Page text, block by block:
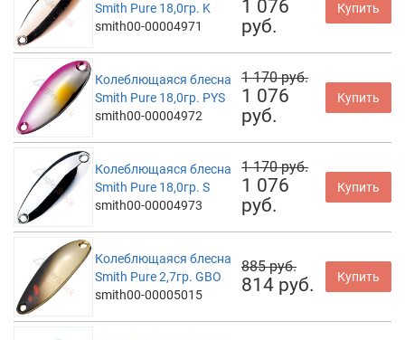
Smith Pure 18,0гр. K
smith00-00004971
1 076
руб.
Купить
Колеблющаяся блесна
Smith Pure 18,0гр. PYS
smith00-00004972
1 170 руб.
1 076
руб.
Купить
Колеблющаяся блесна
Smith Pure 18,0гр. S
smith00-00004973
1 170 руб.
1 076
руб.
Купить
Колеблющаяся блесна
Smith Pure 2,7гр. GBO
smith00-00005015
885 руб.
814 руб. Купить